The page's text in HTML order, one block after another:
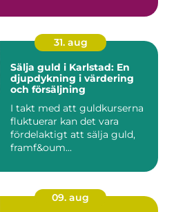
31. aug
Sälja guld i Karlstad: En
djupdykning i värdering
och försäljning
I takt med att guldkurserna
fluktuerar kan det vara
fördelaktigt att sälja guld,
framf&oum...
09. aug